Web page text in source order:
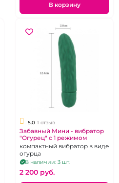
В корзину
5.0 1 отзыв
Забавный Мини - вибратор
"Огурец" с 1 режимом
компактный вибратор в виде
огурца
В наличии: 3 шт.
2 200 pуб.